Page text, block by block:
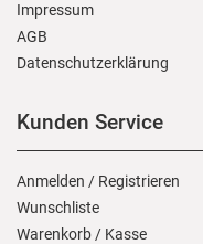
Impressum
AGB
Daten­schutz­erklärung
Kunden Service
Anmelden / Registrieren
Wunschliste
Warenkorb / Kasse